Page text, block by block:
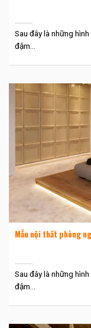
Sau đây là những
đậm...
Mẫu nội thất phòng
Sau đây là những
đậm...